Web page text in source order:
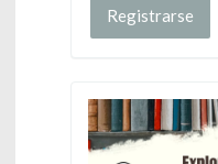
Registrarse